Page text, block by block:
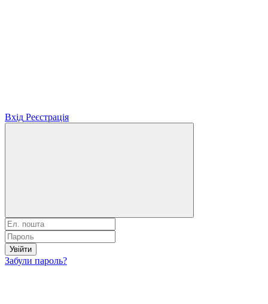
Вхід Реєстрація
Увійти
Забули пароль?